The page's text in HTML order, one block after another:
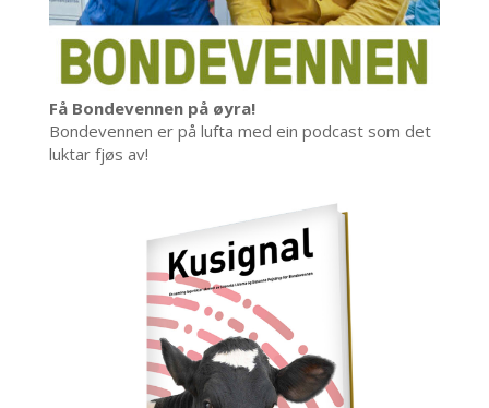
Få Bondevennen på øyra!
Bondevennen er på lufta med ein podcast som det
luktar fjøs av!